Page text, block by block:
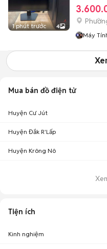
1 phút trước 4
Máy
Mua bán đồ điện tử
Huyện Cư Jút
Huyện Đắk R'Lấp
Huyện Krông Nô
Tiện ích
Kinh nghiệm